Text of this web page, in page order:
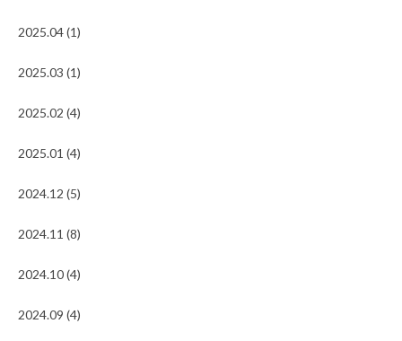
2025.04 (1)
2025.03 (1)
2025.02 (4)
2025.01 (4)
2024.12 (5)
2024.11 (8)
2024.10 (4)
2024.09 (4)